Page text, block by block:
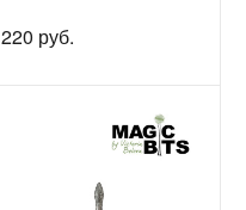
220 руб.